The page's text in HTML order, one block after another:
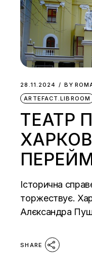
28.11.2024 BY
ARTEFACT.LIBROOM
ТЕАТР
Історична
торжествує.
Алєксандра
SHARE